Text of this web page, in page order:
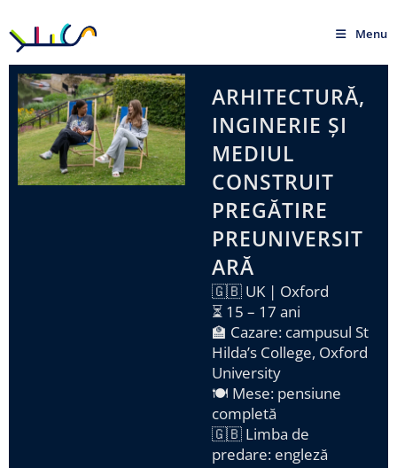
Menu
ARHITECTURĂ,
INGINERIE ȘI
MEDIUL
CONSTRUIT
PREGĂTIRE
PREUNIVERSIT
ARĂ
🇬🇧 UK | Oxford
⏳ 15 – 17 ani
🏫 Cazare: campusul St
Hilda’s College, Oxford
University
🍽️ Mese: pensiune
completă
🇬🇧 Limba de
predare: engleză